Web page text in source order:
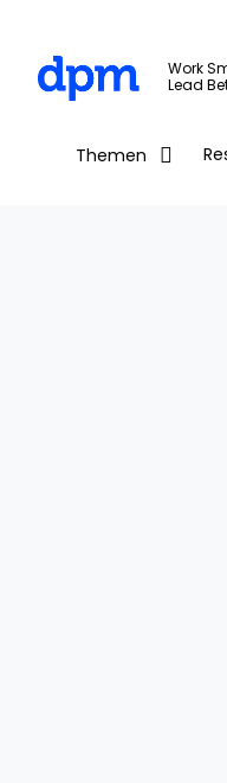
Skip to main content
Work
Lead
Themen